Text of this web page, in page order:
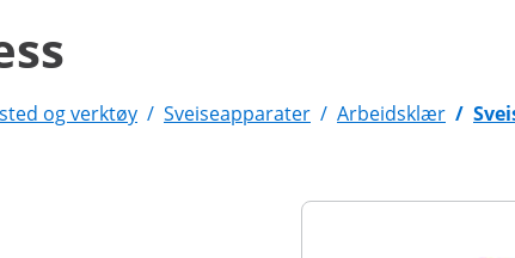
og verktøy / Sveiseapparater / Arbeidsklær /